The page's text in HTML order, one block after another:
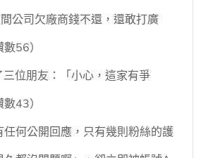
公司欠廠商錢不還，還敢打廣
56）
三位朋友：「小心，這家有爭
43）
任何公開回應，只有幾則粉絲的護